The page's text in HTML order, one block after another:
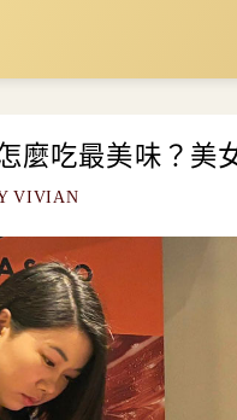
麼吃最美味？美
VIVIAN